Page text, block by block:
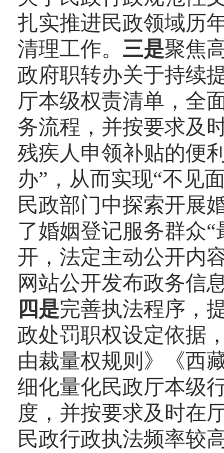
扎实推进民政领域历
清理工作。 三是聚焦
政府职转办关于持续
厅本级权责清单，全
务流程，并按要求及
残疾人申领补贴的便
办”，从而实现“不见
民政部门中探索开展
了婚姻登记服务群众
开，法定主动公开内
网站公开发布政务信
四是完善执法程序，
政处罚职权设定依据
由裁量权规则》《西
细化量化民政厅本级
度，并按要求及时在
民政行政执法频率较